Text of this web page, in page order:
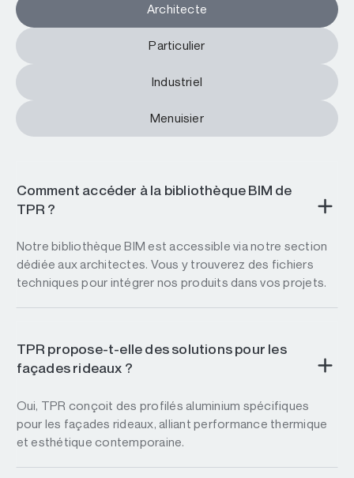
Architecte
Particulier
Industriel
Menuisier
Comment accéder à la bibliothèque BIM de
TPR ?
Notre bibliothèque BIM est accessible via notre section
dédiée aux architectes. Vous y trouverez des fichiers
techniques pour intégrer nos produits dans vos projets.
TPR propose-t-elle des solutions pour les
façades rideaux ?
Oui, TPR conçoit des profilés aluminium spécifiques
pour les façades rideaux, alliant performance thermique
et esthétique contemporaine.